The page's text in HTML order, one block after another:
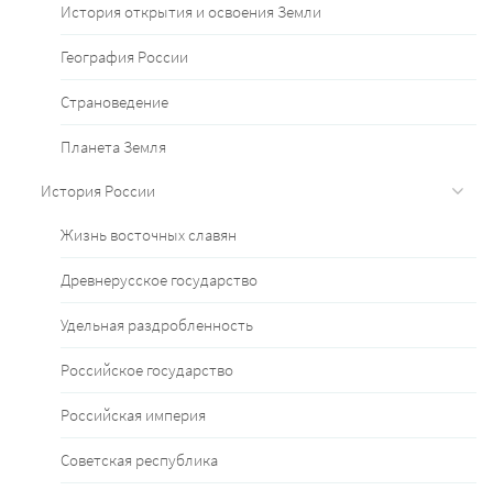
История открытия и освоения Земли
География России
Страноведение
Планета Земля
История России
Жизнь восточных славян
Древнерусское государство
Удельная раздробленность
Российское государство
Российская империя
Советская республика